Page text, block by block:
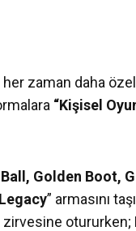
her zaman daha
“Kişisel
Golden Boot,
Legacy” armasını
otururken;